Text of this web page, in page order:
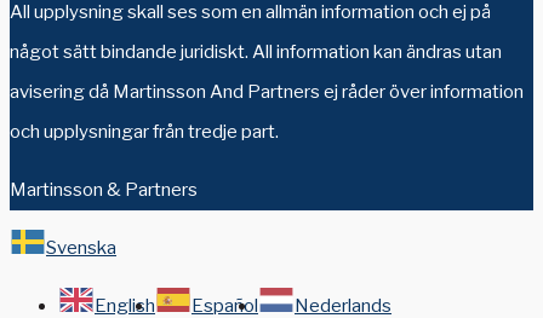
All upplysning skall ses som en allmän information och ej på
något sätt bindande juridiskt. All information kan ändras utan
avisering då Martinsson And Partners ej råder över information
och upplysningar från tredje part.
Martinsson & Partners
Svenska
English Español Nederlands